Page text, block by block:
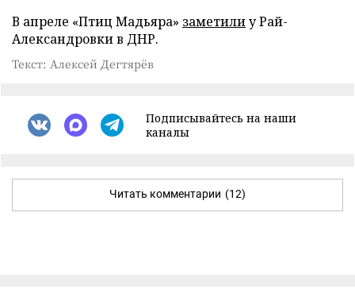
В апреле «Птиц Мадьяра» заметилиу Рай-
Александровки в ДНР.
Текст: Алексей Дегтярёв
Подписывайтесь на наши
каналы
Читать комментарии (12)